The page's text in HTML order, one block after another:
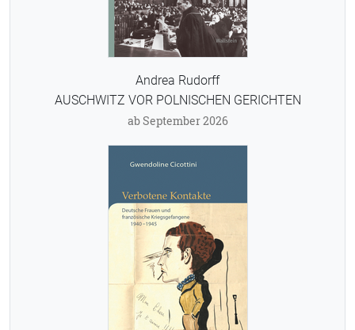
Andrea Rudorff
AUSCHWITZ VOR POLNISCHEN GERICHTEN
ab September 2026